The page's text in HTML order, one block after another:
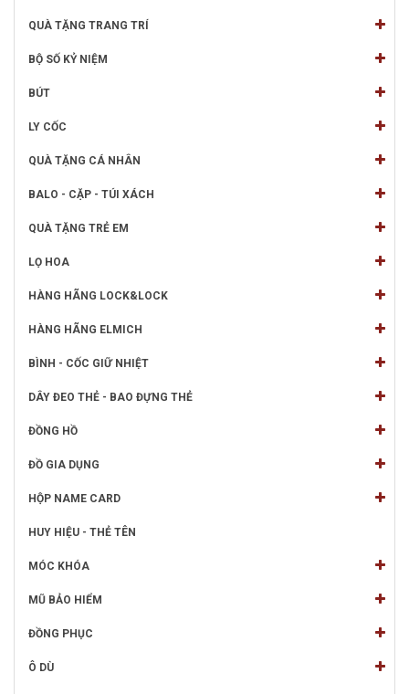
QUÀ TẶNG TRANG TRÍ
BỘ SỐ KỶ NIỆM
BÚT
LY CỐC
QUÀ TẶNG CÁ NHÂN
BALO - CẶP - TÚI XÁCH
QUÀ TẶNG TRẺ EM
LỌ HOA
HÀNG HÃNG LOCK&LOCK
HÀNG HÃNG ELMICH
BÌNH - CỐC GIỮ NHIỆT
DÂY ĐEO THẺ - BAO ĐỰNG THẺ
ĐỒNG HỒ
ĐỒ GIA DỤNG
HỘP NAME CARD
HUY HIỆU - THẺ TÊN
MÓC KHÓA
MŨ BẢO HIỂM
ĐỒNG PHỤC
Ô DÙ